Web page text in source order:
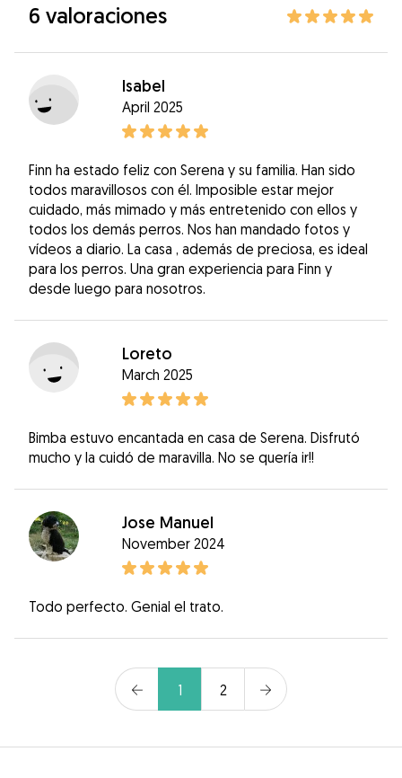
6 valoraciones
Isabel
April 2025
Finn ha estado feliz con Serena y su familia. Han sido
todos maravillosos con él. Imposible estar mejor
cuidado, más mimado y más entretenido con ellos y
todos los demás perros. Nos han mandado fotos y
vídeos a diario. La casa , además de preciosa, es ideal
para los perros. Una gran experiencia para Finn y
desde luego para nosotros.
Loreto
March 2025
Bimba estuvo encantada en casa de Serena. Disfrutó
mucho y la cuidó de maravilla. No se quería ir!!
Jose Manuel
November 2024
Todo perfecto. Genial el trato.
1 2